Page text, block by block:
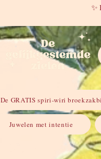
✨
De GRATIS spiri-wiri
Juwelen met intentie